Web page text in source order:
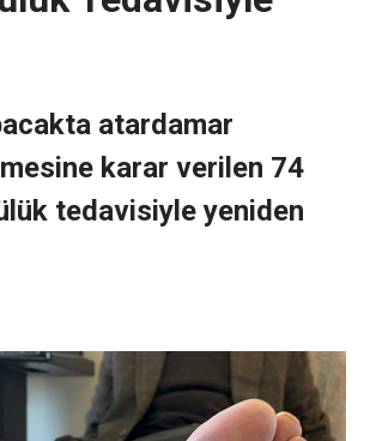
atardamar
karar verilen 74
tedavisiyle yeniden